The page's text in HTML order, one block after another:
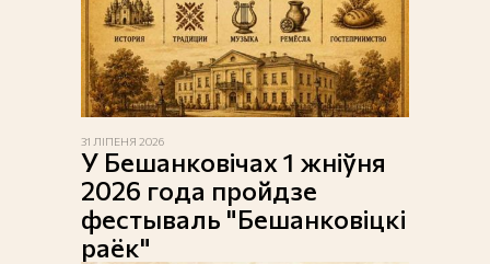
31 ЛІПЕНЯ 2026
У Бешанковічах 1 жніўня
2026 года пройдзе
фестываль "Бешанковіцкі
раёк"